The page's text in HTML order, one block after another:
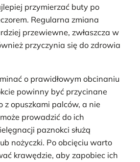
przymierzać buty po
Regularna zmiana
przewiewne, zwłaszcza w
przyczynia się do zdrowia
o prawidłowym obcinaniu
powinny być przycinane
z opuszkami palców, a nie
prowadzić do ich
paznokci służą
nożyczki. Po obcięciu warto
krawędzie, aby zapobiec ich